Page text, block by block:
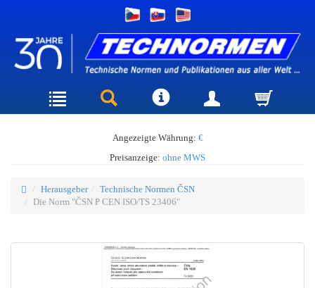
Angezeigte Währung: €
Preisanzeige: ohne MWS
Herausgeber
Technische Normen ČSN
Die Norm "ČSN P CEN ISO/TS 23406"